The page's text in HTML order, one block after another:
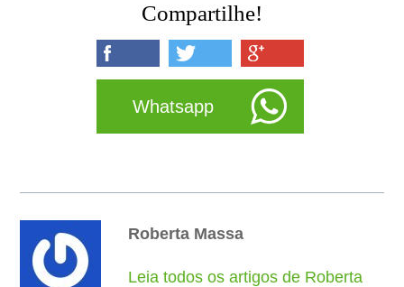
Compartilhe!
Whatsapp
Roberta Massa
Leia todos os artigos de Roberta